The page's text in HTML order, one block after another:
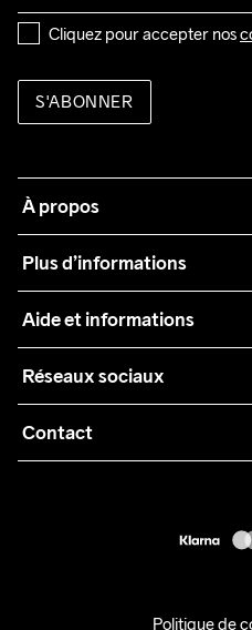
Cliquez pour accepter nos
S'ABONNER
À propos
Plus d’informations
Teamwear
Durabilité
Collaborations
Aide et informations
Conditions générales
Retours
Réseaux sociaux
Contact
Politique de